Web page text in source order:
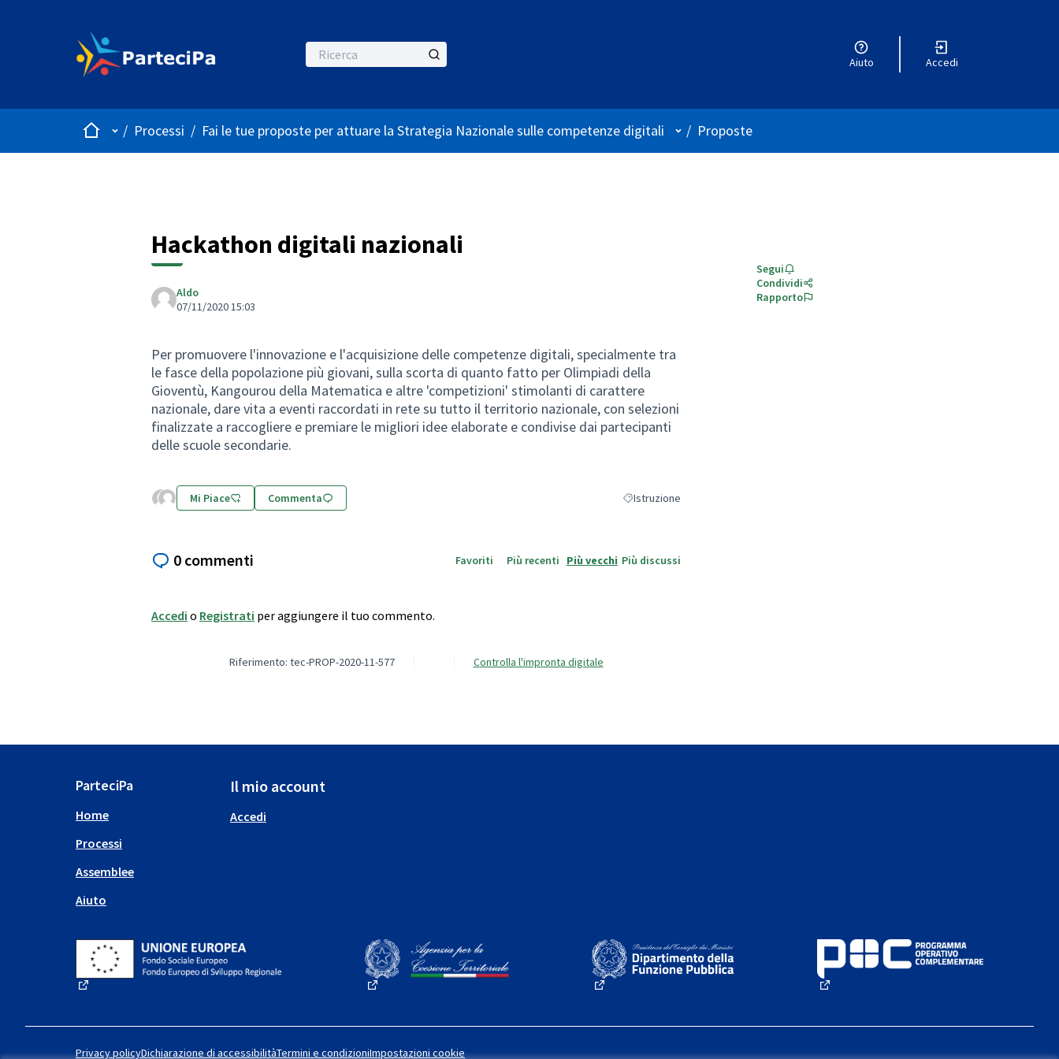
Aiuto Accedi
HomeMenù principale
/ Processi / Fai le tue proposte per attuare la Strategia Nazionale sulle competenze digitali Menù utente
/ Proposte
Hackathon digitali nazionali
Aldo
07/11/2020 15:03
Per promuovere l'innovazione e l'acquisizione delle competenze digitali, specialmente tra
le fasce della popolazione più giovani, sulla scorta di quanto fatto per Olimpiadi della
Gioventù, Kangourou della Matematica e altre 'competizioni' stimolanti di carattere
nazionale, dare vita a eventi raccordati in rete su tutto il territorio nazionale, con selezioni
finalizzate a raccogliere e premiare le migliori idee elaborate e condivise dai partecipanti
delle scuole secondarie.
Mi Piace Commenta Filtra i risultati per categoria: Istruzione
Istruzione
Segui
Condividi
Rapporto
0 commenti Favoriti Più recenti Più vecchi Più discussi
Accedi o Registrati per aggiungere il tuo commento.
Riferimento: tec-PROP-2020-11-577 Controlla l'impronta digitale
ParteciPa
Home
Processi
Assemblee
Aiuto
Il mio account
Accedi
Privacy policyDichiarazione di accessibilitàTermini e condizioniImpostazioni cookie